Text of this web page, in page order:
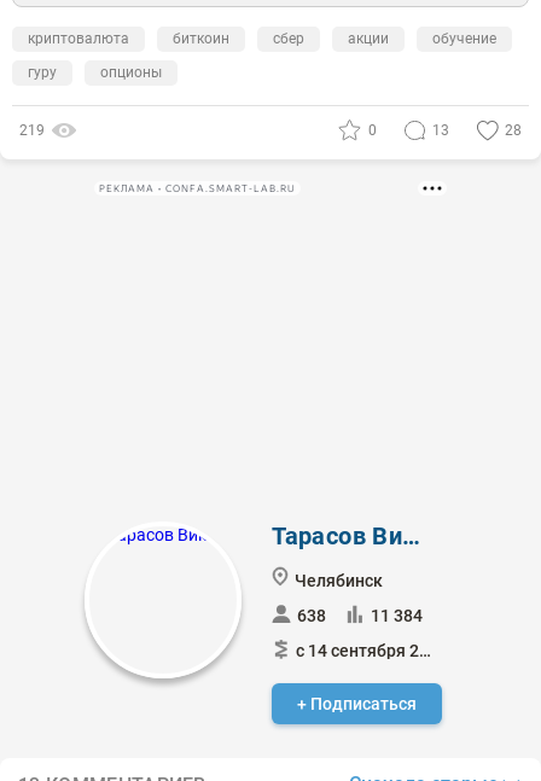
криптовалюта биткоин сбер акции
обучение
гуру
опционы
219 0 13 28
РЕКЛАМА • CONFA.SMART-LAB.RU
Тарасов Виктор
Челябинск
638
11 384
с 14 сентября 2014
+ Подписаться